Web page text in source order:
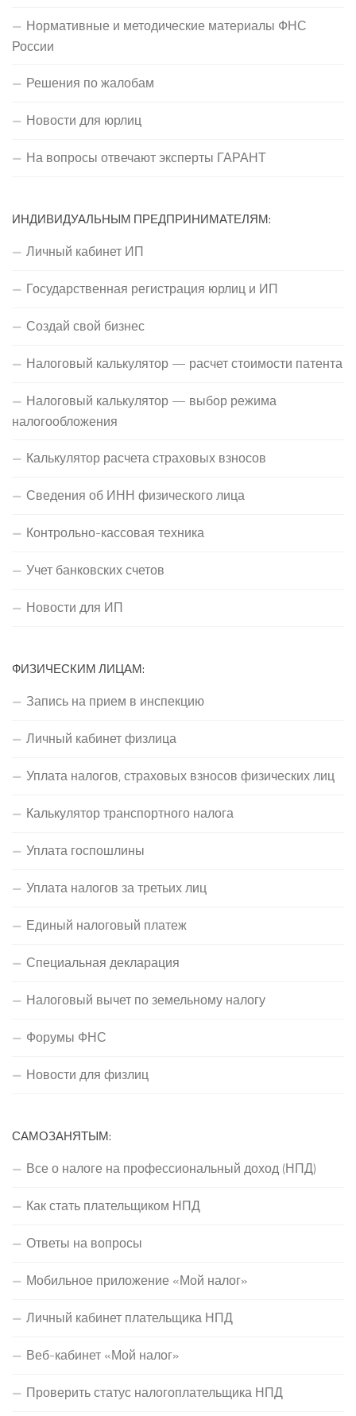
Нормативные и методические материалы ФНС
России
Решения по жалобам
Новости для юрлиц
На вопросы отвечают эксперты ГАРАНТ
ИНДИВИДУАЛЬНЫМ ПРЕДПРИНИМАТЕЛЯМ:
Личный кабинет ИП
Государственная регистрация юрлиц и ИП
Создай свой бизнес
Налоговый калькулятор — расчет стоимости патента
Налоговый калькулятор — выбор режима
налогообложения
Калькулятор расчета страховых взносов
Сведения об ИНН физического лица
Контрольно-кассовая техника
Учет банковских счетов
Новости для ИП
ФИЗИЧЕСКИМ ЛИЦАМ:
Запись на прием в инспекцию
Личный кабинет физлица
Уплата налогов, страховых взносов физических лиц
Калькулятор транспортного налога
Уплата госпошлины
Уплата налогов за третьих лиц
Единый налоговый платеж
Специальная декларация
Налоговый вычет по земельному налогу
Форумы ФНС
Новости для физлиц
САМОЗАНЯТЫМ:
Все о налоге на профессиональный доход (НПД)
Как стать плательщиком НПД
Ответы на вопросы
Мобильное приложение «Мой налог»
Личный кабинет плательщика НПД
Веб-кабинет «Мой налог»
Проверить статус налогоплательщика НПД